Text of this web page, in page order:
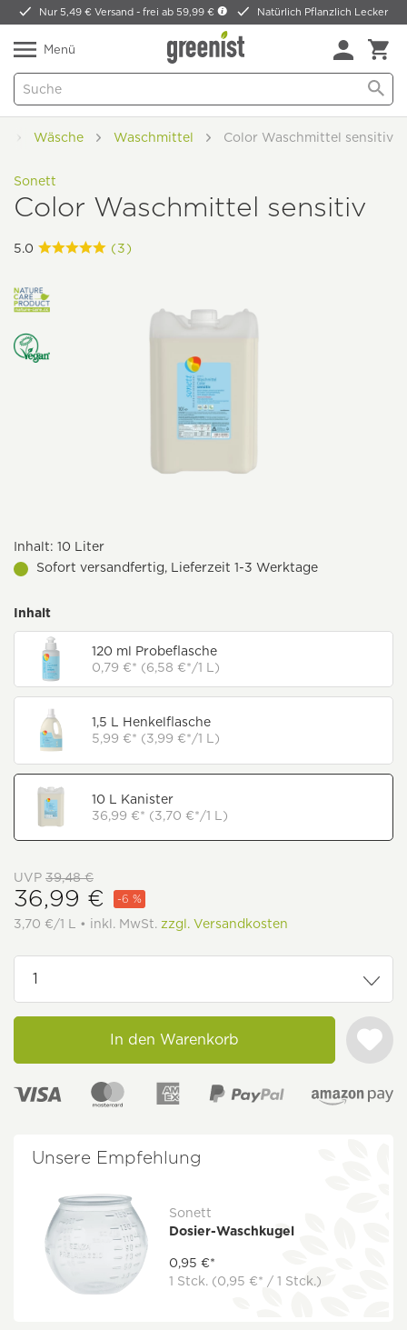
Nur 5,49 € Versand -frei ab 59,99 € Natürlich Pflanzlich Lecker
Menü
Wäsche Waschmittel Color Waschmittel sensitiv
Sonett
Color Waschmittel sensitiv
5.0 (3)
Inhalt: 10 Liter
Sofort versandfertig, Lieferzeit 1-3 Werktage
Inhalt
120 ml Probeflasche
0,79 €* (6,58 €*/1 L)
1,5 L Henkelflasche
5,99 €* (3,99 €*/1 L)
10 L Kanister
36,99 €* (3,70 €*/1 L)
UVP 39,48 €
36,99 € -6 %
3,70 €/1 L • inkl. MwSt. zzgl. Versandkosten
In den Warenkorb
Unsere Empfehlung
Sonett
Dosier-Waschkugel
0,95 €*
1 Stck. (0,95 €* / 1 Stck.)